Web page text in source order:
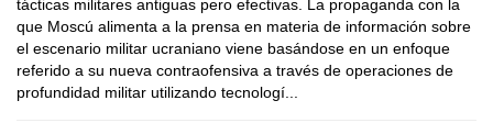
tácticas militares antiguas pero efectivas. La propaganda con la
que Moscú alimenta a la prensa en materia de información sobre
el escenario militar ucraniano viene basándose en un enfoque
referido a su nueva contraofensiva a través de operaciones de
profundidad militar utilizando tecnologí...